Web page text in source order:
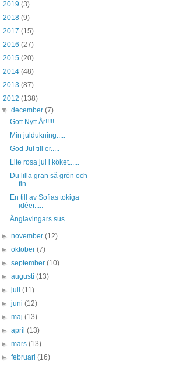
2019 (3)
2018 (9)
2017 (15)
2016 (27)
2015 (20)
2014 (48)
2013 (87)
2012 (138)
▼december(7)
Gott Nytt År!!!!!
Min juldukning.....
God Jul till er.....
Lite rosa jul i köket......
Du lilla gran så grön och
fin.....
En till av Sofias tokiga
idéer.....
Änglavingars sus.......
►november(12)
►oktober(7)
►september(10)
►augusti(13)
►juli(11)
►juni(12)
►maj(13)
►april(13)
►mars(13)
►februari(16)